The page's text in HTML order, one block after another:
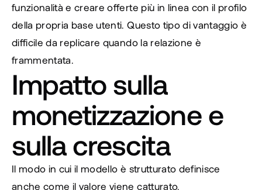
funzionalità e creare offerte più in linea con il profilo
della propria base utenti. Questo tipo di vantaggio è
difficile da replicare quando la relazione è
frammentata.
Impatto sulla
monetizzazione e
sulla crescita
Il modo in cui il modello è strutturato definisce
anche come il valore viene catturato.